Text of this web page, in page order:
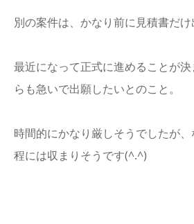
別の案件は、かなり前に見積書だけ
最近になって正式に進めることが
らも急いで出願したいとのこと。
時間的にかなり厳しそうでしたが
程には収まりそうです(^.^)